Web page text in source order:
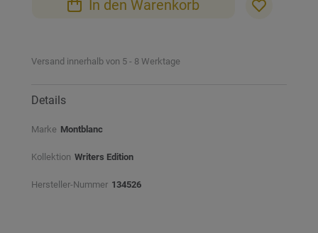
springen
In den Warenkorb
Versand innerhalb von 5 - 8 Werktage
Details
Marke Montblanc
Kollektion Writers Edition
Hersteller-Nummer 134526